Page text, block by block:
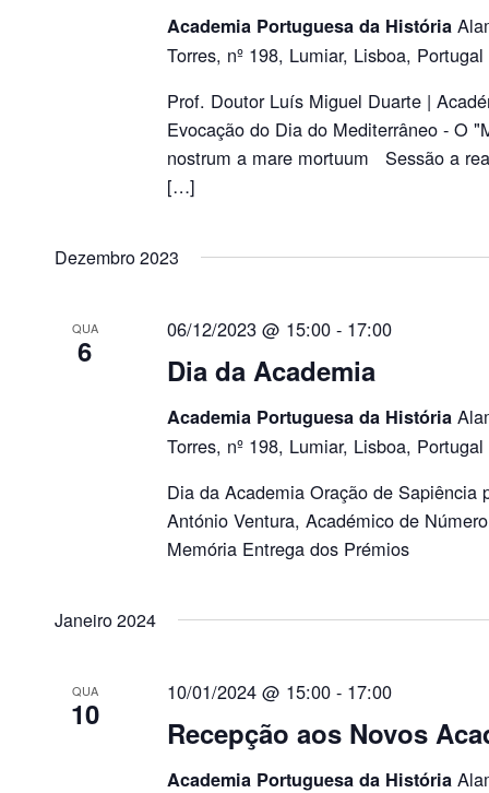
Academia Portuguesa da História
Torres, nº 198, Lumiar, Lisboa, Portugal
Prof. Doutor Luís Miguel Duarte |
Evocação do Dia do Mediterrâneo - O
nostrum a mare mortuum Sessão a
[…]
Dezembro 2023
QUA
6
Dia da Academia
06/12/2023 @ 15:00 - 17:00
Academia Portuguesa da História
Torres, nº 198, Lumiar, Lisboa, Portugal
Dia da Academia Oração de Sapiência
António Ventura, Académico de
Memória Entrega dos Prémios
Janeiro 2024
QUA
10
Recepção aos Novos
10/01/2024 @ 15:00 - 17:00
Academia Portuguesa da História